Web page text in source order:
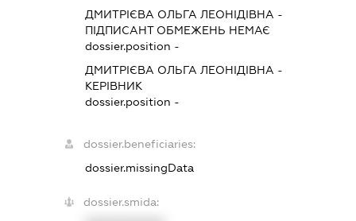
ДМИТРІЄВА ОЛЬГА ЛЕОНІДІВНА -
ПІДПИСАНТОБМЕЖЕНЬ НЕМАЄ
dossier.position -
ДМИТРІЄВА ОЛЬГА ЛЕОНІДІВНА -
КЕРІВНИК
dossier.position -
dossier.beneficiaries:
dossier.missingData
dossier.smida: